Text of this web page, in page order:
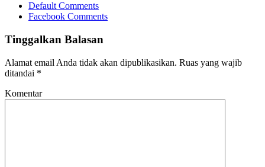
Default Comments
Facebook Comments
Tinggalkan Balasan
Alamat email Anda tidak akan dipublikasikan. Ruas yang wajib
ditandai *
Komentar